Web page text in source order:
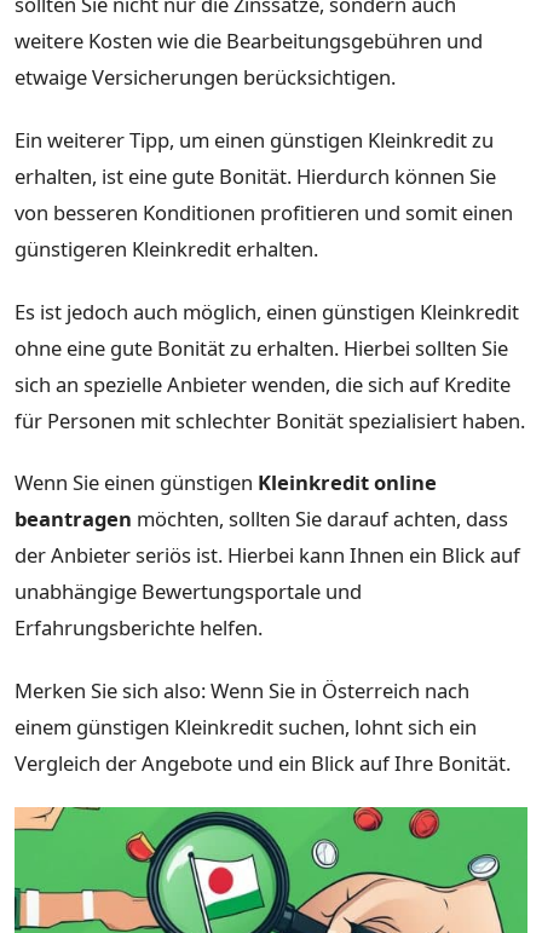
weitere Kosten wie die Bearbeitungsgebühren und
etwaige Versicherungen berücksichtigen.
Ein weiterer Tipp, um einen günstigen Kleinkredit zu
erhalten, ist eine gute Bonität. Hierdurch können Sie
von besseren Konditionen profitieren und somit einen
günstigeren Kleinkredit erhalten.
Es ist jedoch auch möglich, einen günstigen Kleinkredit
ohne eine gute Bonität zu erhalten. Hierbei sollten Sie
sich an spezielle Anbieter wenden, die sich auf Kredite
für Personen mit schlechter Bonität spezialisiert haben.
Wenn Sie einen günstigen Kleinkredit online
beantragen möchten, sollten Sie darauf achten, dass
der Anbieter seriös ist. Hierbei kann Ihnen ein Blick auf
unabhängige Bewertungsportale und
Erfahrungsberichte helfen.
Merken Sie sich also: Wenn Sie in Österreich nach
einem günstigen Kleinkredit suchen, lohnt sich ein
Vergleich der Angebote und ein Blick auf Ihre Bonität.